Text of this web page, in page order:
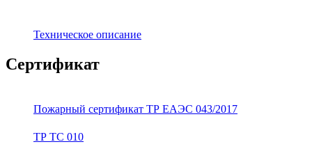
Техническое описание
Сертификат
Пожарный сертификат ТР ЕАЭС 043/2017
ТР ТС 010